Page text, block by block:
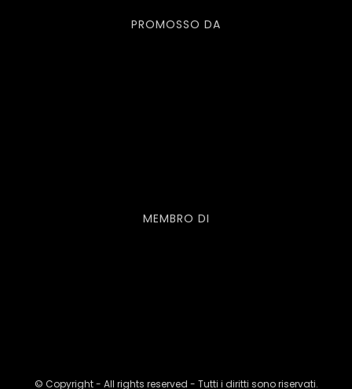
PROMOSSO DA
MEMBRO DI
© Copyright - All rights reserved - Tutti i diritti sono riservati.